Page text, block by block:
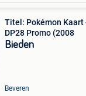
Titel: Pokémon Kaart
DP28 Promo (2008
Bieden
Beveren